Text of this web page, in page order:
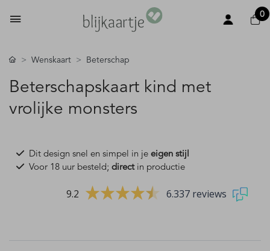
0
Wenskaart Beterschap
Beterschapskaart kind met
vrolijke monsters
Dit design snel en simpel in je eigen stijl
Voor 18 uur besteld; directin productie
9.2 6.337 reviews